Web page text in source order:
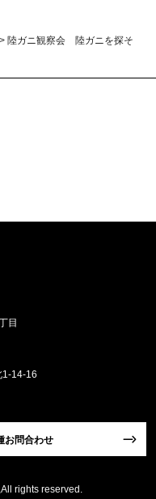
> 陸ガニ観察会 陸ガニを探そ
目
1-14-16
お問合わせ
rights reserved.